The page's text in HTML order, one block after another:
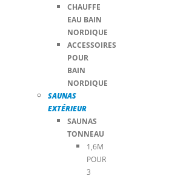
CHAUFFE
EAU BAIN
NORDIQUE
ACCESSOIRES
POUR
BAIN
NORDIQUE
SAUNAS
EXTÉRIEUR
SAUNAS
TONNEAU
1,6M
POUR
3